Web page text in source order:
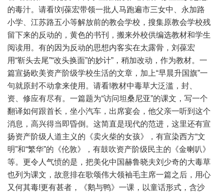
的毒汁。请看!刘葆宏带领一批人马跑遍市三女中、永加路
小学、江苏路五小等解放前的教会学校，搜集原教会学校残
留下来的反动的，黄色的书刊，搬来外校供编选教材和学生
阅读用。有的因为反动的思想内客实在太露骨，刘葆宏
用“靳头去尾”“改头换面”的妙计”，稍加改动，作为教材。一
篇宣扬欧美资产阶级学校生活的文章，加上“早晨升国旗”一
句就原封不动拿来使用。请看!教材中毒草大泛滥，封、
资、修应有尽有。一篇题为“访问坦桑尼亚”的课文，写一个
翻译如何跟首长，坐小汽车，出席宴会，他父亲一听到这个
消息，高兴得当即昏倒。这简直是现代的范进，这里还有宣
扬资产阶级人道主义的《卖火柴的女孩》，有宣染西方“文
明”和“繁华”的《伦敦》，有鼓吹资产阶级民主的《金喇叭》
等。更令人气愤的是，把美化中国赫鲁晓夫刘少奇的大毒草
也列为课文，故意排在歌颂伟大领袖毛主席一篇之后，用心
又何其毒!更有甚者，《鹅与鸭》一课，以童话形式，含沙